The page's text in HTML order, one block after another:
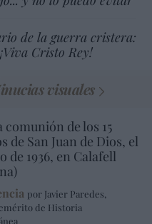
de la guerra cristera:
¡Viva Cristo Rey!
visuales
de los 15
de San Juan de Dios, el
de 1936, en Calafell
por Javier Paredes,
de Historia